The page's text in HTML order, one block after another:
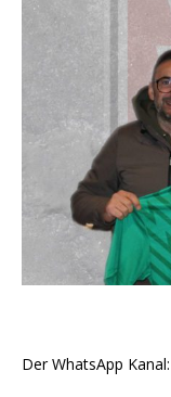
Der WhatsApp Kanal: